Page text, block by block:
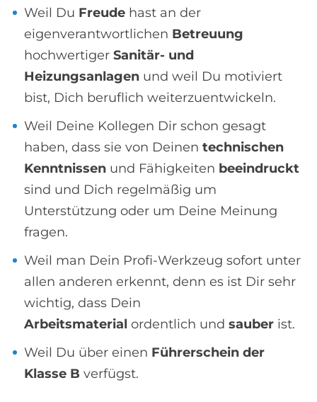
Weil Du Freude hast an der
eigenverantwortlichen Betreuung
hochwertiger Sanitär- und
Heizungsanlagen und weil Du motiviert
bist, Dich beruflich weiterzuentwickeln.
Weil Deine Kollegen Dir schon gesagt
haben, dass sie von Deinen technischen
Kenntnissen und Fähigkeiten beeindruckt
sind und Dich regelmäßig um
Unterstützung oder um Deine Meinung
fragen.
Weil man Dein Profi-Werkzeug sofort unter
allen anderen erkennt, denn es ist Dir sehr
wichtig, dass Dein
Arbeitsmaterial ordentlich und sauber ist.
Weil Du über einen Führerschein der
Klasse B verfügst.